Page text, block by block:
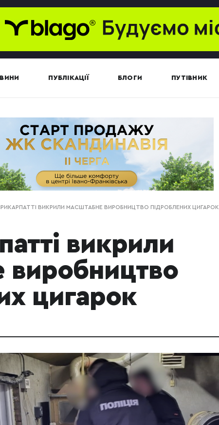
ПУБЛІКАЦІЇ БЛОГИ ПУТІВНИК
ВИКРИЛИ МАСШТАБНЕ ВИРОБНИЦТВО ПІДРОБЛЕНИХ ЦИГАРОК
викрили
виробництво
цигарок